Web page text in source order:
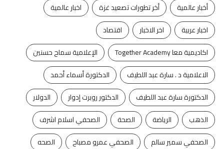
أخبار عالمية أخر تطورات تصعيد غزة
اخبار عالمية
اخبار عربية
اخر الاخبار
اقتصاد
اكاديمية معا Together Academy
الإعلامية سماح حسنين
الاعلامية د . سارة عبد اللطيف
الدكتورة أسماء أحمد
الدكتورة سارة عبد اللطيف
الدكتور روبرت إدوار
الدولار
الذهب
الرياضة الصحة
الصحفي اسلام اشرف
الصحفي سمير سالم
الصحفي عمرو مصباح
الصحه